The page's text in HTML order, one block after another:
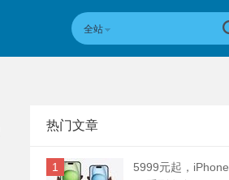
全站
热门文章
1
5999元起，iPhone